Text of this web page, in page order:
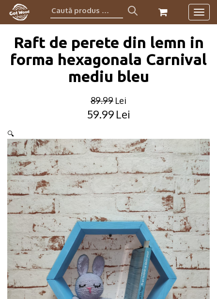
Caută
produs:
Raft de perete din lemn in
forma hexagonala Carnival
mediu bleu
89.99 Lei
Original
was:
89.99lei.
59.99 Lei
Current
is:
59.99lei.
🔍